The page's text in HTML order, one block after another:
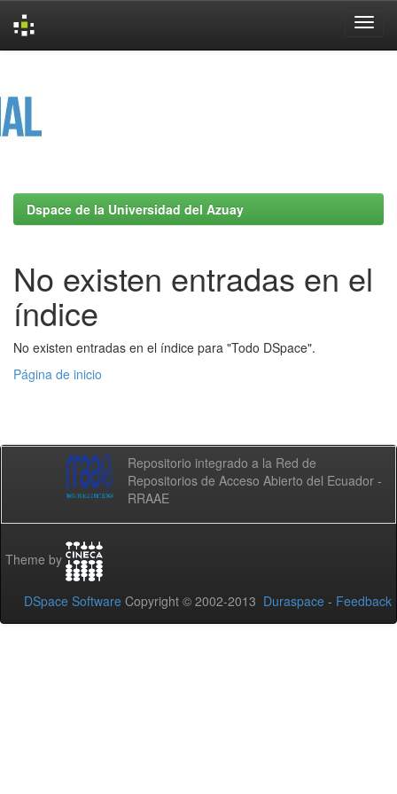
Dspace de la Universidad del Azuay
No existen entradas en el
índice
No existen entradas en el índice para "Todo DSpace".
Página de inicio
Repositorio integrado a la Red de
Repositorios de Acceso Abierto del Ecuador -
RRAAE
Theme by
DSpace Software Copyright © 2002-2013 Duraspace - Feedback